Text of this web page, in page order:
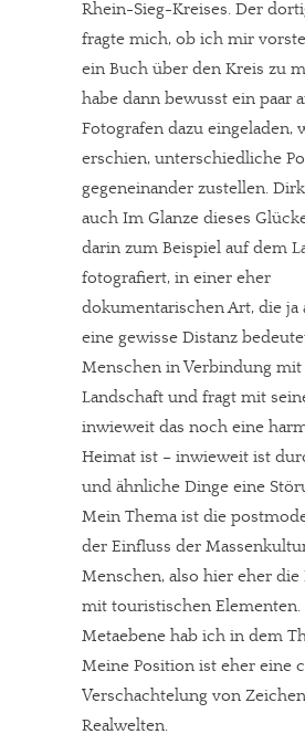
Rhein-Sieg-Kreises. Der
fragte mich, ob ich mir
ein Buch über den Kreis zu
habe dann bewusst ein paar
Fotografen dazu eingeladen,
erschien, unterschiedliche
gegeneinander zustellen.
auch Im Glanze dieses
darin zum Beispiel auf dem
fotografiert, in einer eher
dokumentarischen Art, die ja
eine gewisse Distanz
Menschen in Verbindung
Landschaft und fragt mit
inwieweit das noch eine
Heimat ist – inwieweit ist
und ähnliche Dinge eine
Mein Thema ist die
der Einfluss der
Menschen, also hier eher
mit touristischen Elementen.
Metaebene hab ich in dem
Meine Position ist eher eine
Verschachtelung von
Realwelten.